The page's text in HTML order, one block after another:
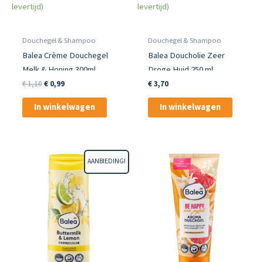
levertijd)
Douchegel & Shampoo
Balea Crème Douchegel
Melk & Honing 300ml
€1,10Oorspronkelijke
was:
€ 1,10.
€0,99Huidige
is:
€ 0,99.
In winkelwagen
levertijd)
Douchegel & Shampoo
Balea Doucholie Zeer
Droge Huid 250 ml
€3,70
In winkelwagen
AANBIEDING!